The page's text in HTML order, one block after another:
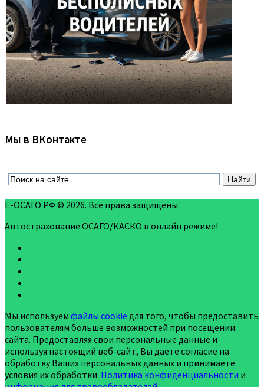
Мы в ВКонтакте
Е-ОСАГО.РФ © 2026. Все права защищены.
Автострахование ОСАГО/КАСКО в онлайн режиме!
Мы используем файлы cookie для того, чтобы предоставить
пользователям больше возможностей при посещении
сайта. Предоставляя свои персональные данные и
используя настоящий веб-сайт, Вы даете согласие на
обработку Ваших персональных данных и принимаете
условия их обработки. Политика конфиденциальности и